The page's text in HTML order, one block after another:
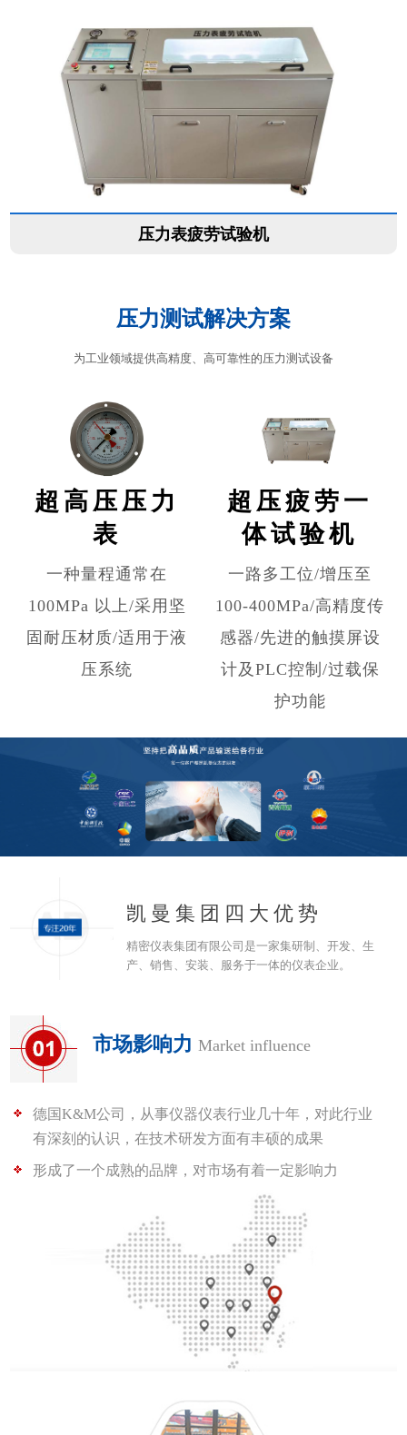
压力表疲劳试验机
压力测试解决方案
为工业领域提供高精度、高可靠性的压力测试设备
超高压压力
表
一种量程通常在
100MPa 以上/采用坚
固耐压材质/适用于液
压系统
超压疲劳一
体试验机
一路多工位/增压至
100-400MPa/高精度传
感器/先进的触摸屏设
计及PLC控制/过载保
护功能
凯曼集团四大优势
精密仪表集团有限公司是一家集研制、开发、生
产、销售、安装、服务于一体的仪表企业。
市场影响力 Market influence
德国K&M公司，从事仪器仪表行业几十年，对此行业
有深刻的认识，在技术研发方面有丰硕的成果
形成了一个成熟的品牌，对市场有着一定影响力